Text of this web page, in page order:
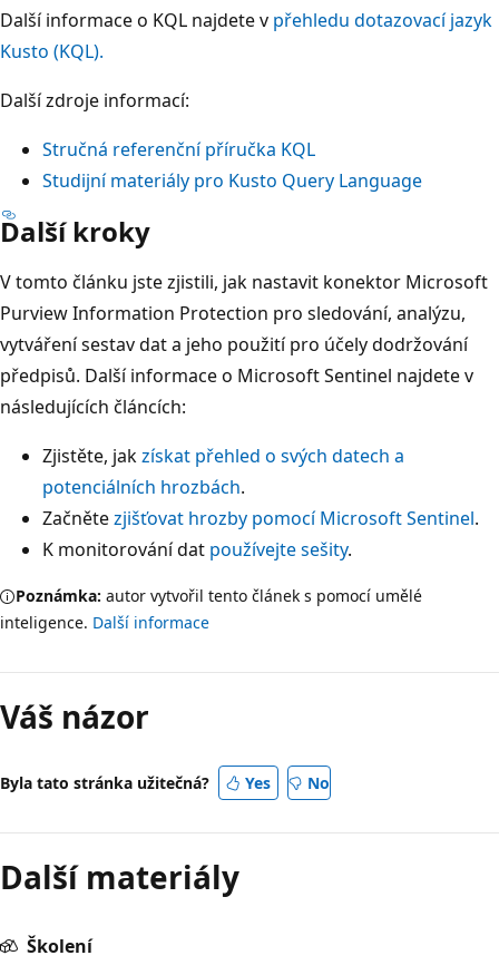
Další informace o KQL najdete v přehledu dotazovací jazyk
Kusto (KQL).
Další zdroje informací:
Stručná referenční příručka KQL
Studijní materiály pro Kusto Query Language
Další kroky
V tomto článku jste zjistili, jak nastavit konektor Microsoft
Purview Information Protection pro sledování, analýzu,
vytváření sestav dat a jeho použití pro účely dodržování
předpisů. Další informace o Microsoft Sentinel najdete v
následujících článcích:
Zjistěte, jakzískat přehled o svých datech a
potenciálních hrozbách.
Začnětezjišťovat hrozby pomocí Microsoft Sentinel.
K monitorování dat používejte sešity.
Poznámka: autor vytvořil tento článek s pomocí umělé
inteligence. Další informace
Váš názor
Byla tato stránka užitečná? Yes No
Další materiály
Školení